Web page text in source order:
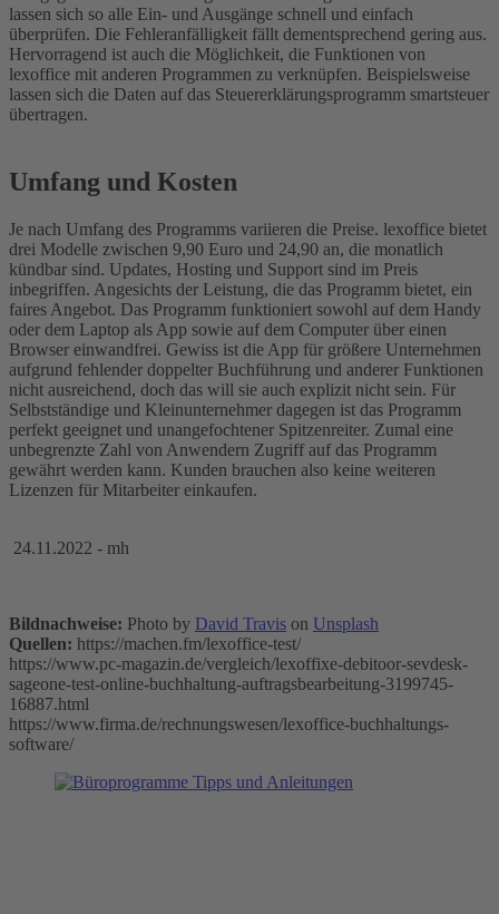
lassen sich so alle Ein- und Ausgänge schnell und einfach
überprüfen. Die Fehleranfälligkeit fällt dementsprechend gering aus.
Hervorragend ist auch die Möglichkeit, die Funktionen von
lexoffice mit anderen Programmen zu verknüpfen. Beispielsweise
lassen sich die Daten auf das Steuererklärungsprogramm smartsteuer
übertragen.
Umfang und Kosten
Je nach Umfang des Programms variieren die Preise. lexoffice bietet
drei Modelle zwischen 9,90 Euro und 24,90 an, die monatlich
kündbar sind. Updates, Hosting und Support sind im Preis
inbegriffen. Angesichts der Leistung, die das Programm bietet, ein
faires Angebot. Das Programm funktioniert sowohl auf dem Handy
oder dem Laptop als App sowie auf dem Computer über einen
Browser einwandfrei. Gewiss ist die App für größere Unternehmen
aufgrund fehlender doppelter Buchführung und anderer Funktionen
nicht ausreichend, doch das will sie auch explizit nicht sein. Für
Selbstständige und Kleinunternehmer dagegen ist das Programm
perfekt geeignet und unangefochtener Spitzenreiter. Zumal eine
unbegrenzte Zahl von Anwendern Zugriff auf das Programm
gewährt werden kann. Kunden brauchen also keine weiteren
Lizenzen für Mitarbeiter einkaufen.
24.11.2022 - mh
Bildnachweise: Photo by David Travis on Unsplash
Quellen: https://machen.fm/lexoffice-test/
https://www.pc-magazin.de/vergleich/lexoffixe-debitoor-sevdesk-
sageone-test-online-buchhaltung-auftragsbearbeitung-3199745-
16887.html
https://www.firma.de/rechnungswesen/lexoffice-buchhaltungs-
software/